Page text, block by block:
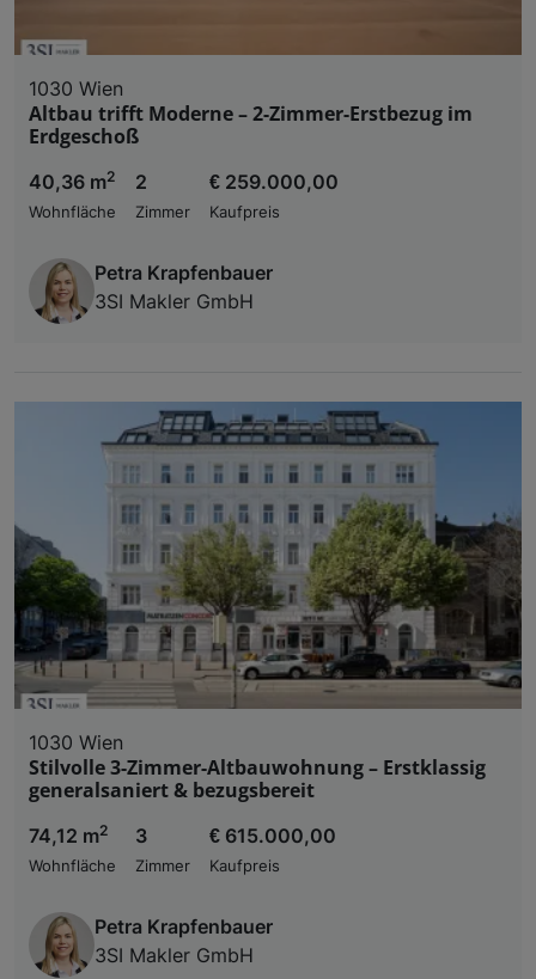
1030 Wien
Altbau trifft Moderne – 2-Zimmer-Erstbezug im
Erdgeschoß
40,36 m2
Wohnfläche
2
Zimmer
€ 259.000,00
Kaufpreis
Petra Krapfenbauer
3SI Makler GmbH
1030 Wien
Stilvolle 3-Zimmer-Altbauwohnung – Erstklassig
generalsaniert & bezugsbereit
74,12 m2
Wohnfläche
3
Zimmer
€ 615.000,00
Kaufpreis
Petra Krapfenbauer
3SI Makler GmbH